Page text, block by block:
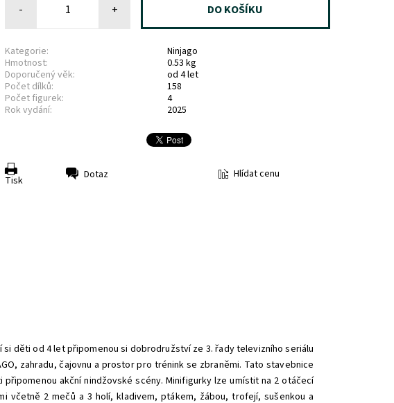
- +
Kategorie:
Ninjago
Hmotnost:
0.53 kg
Doporučený věk:
od 4 let
Počet dílků:
158
Počet figurek:
4
Rok vydání:
2025
Tisk Dotaz Hlídat cenu
si děti od 4 let připomenou si dobrodružství ze 3. řady televizního seriálu
zahradu, čajovnu a prostor pro trénink se zbraněmi. Tato stavebnice
připomenou akční nindžovské scény. Minifigurky lze umístit na 2 otáčecí
2 mečů a 3 holí, kladivem, ptákem, žábou, trofejí, sušenkou a